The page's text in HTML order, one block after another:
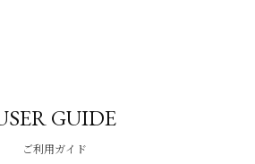
GUIDE
ご利用ガイド